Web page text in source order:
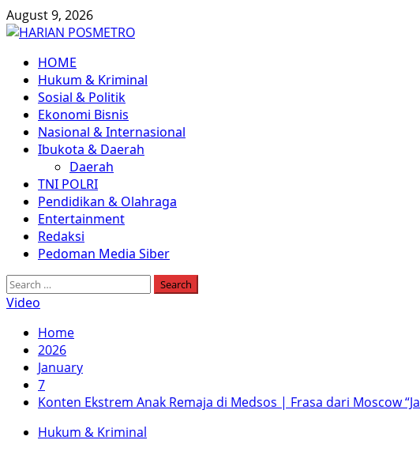
Skip
to
August 9, 2026
Primary
Menu
HOME
Hukum & Kriminal
Sosial & Politik
Ekonomi Bisnis
Nasional & Internasional
Ibukota & Daerah
Daerah
TNI POLRI
Pendidikan & Olahraga
Entertainment
Redaksi
Pedoman Media Siber
Search
for:
Video
Home
2026
January
7
Konten Ekstrem Anak Remaja di Medsos | Frasa dari Moscow
Hukum & Kriminal